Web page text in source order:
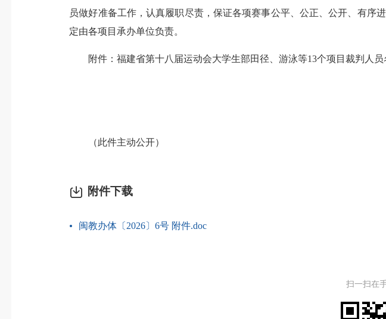
员做好准备工作，认真履职尽责，保证各项赛事公平、公正、公开、有
定由各项目承办单位负责。
附件：福建省第十八届运动会大学生部田径、游泳等13个项目裁判人员
（此件主动公开）
附件下载
闽教办体〔2026〕6号 附件.doc
扫一扫在